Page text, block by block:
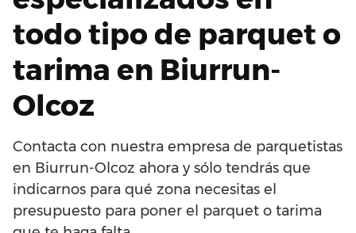
todo tipo de parquet o
tarima en Biurrun-
Olcoz
Contacta con nuestra empresa de parquetistas
en Biurrun-Olcoz ahora y sólo tendrás que
indicarnos para qué zona necesitas el
presupuesto para poner el parquet o tarima